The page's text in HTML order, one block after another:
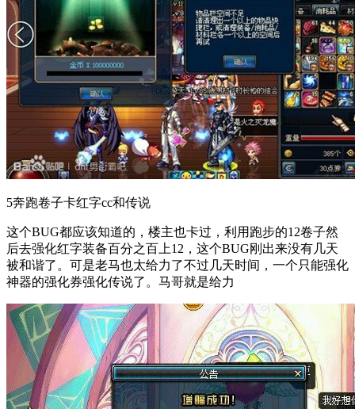
5奔跑卷子卡红字cc和传说
这个BUG都应该知道的，楼主也卡过，利用跑步的12卷子然
后去强化红字装备百分之百上12，这个BUG刚出来没有几天
被和谐了。可是老马也太给力了不过几天时间，一个只能强化
神器的强化券强化传说了。马哥就是给力